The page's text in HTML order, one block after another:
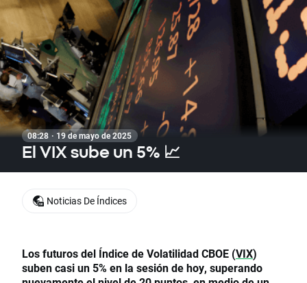
08:28 · 19 de mayo de 2025
El VIX sube un 5% 📈
Los futuros del Índice de Volatilidad CBOE (VIX)
suben casi un 5% en la sesión de hoy, superando
Noticias De Índices